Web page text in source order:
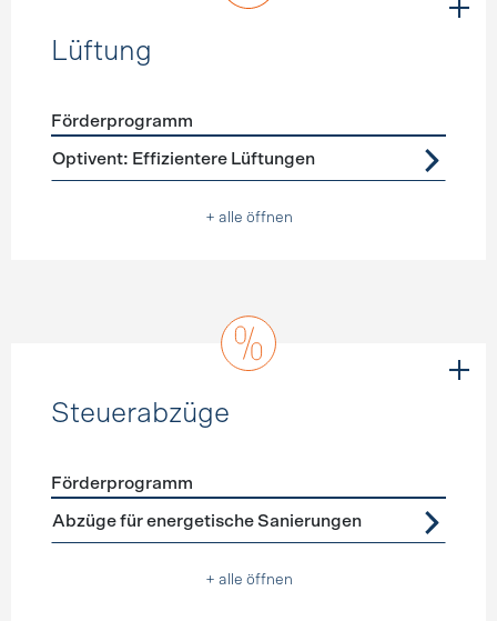
Lüftung
Förderprogramme Lüftung
Förderprogramm
Optivent: Effizientere Lüftungen
+ alle öffnen
Steuerabzüge
Förderprogramme Steuerabzüge
Förderprogramm
Abzüge für energetische Sanierungen
+ alle öffnen